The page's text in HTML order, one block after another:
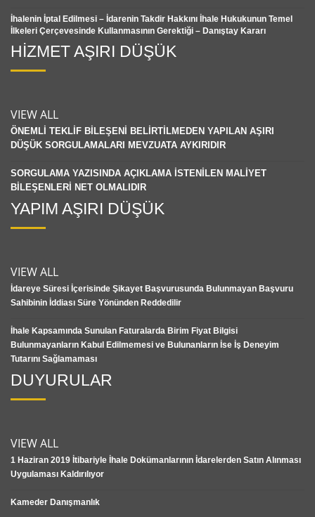
İhalenin İptal Edilmesi – İdarenin Takdir Hakkını İhale Hukukunun Temel
İlkeleri Çerçevesinde Kullanmasının Gerektiği – Danıştay Kararı
HİZMET AŞIRI DÜŞÜK
VIEW ALL
ÖNEMLİ TEKLİF BİLEŞENİ BELİRTİLMEDEN YAPILAN AŞIRI
DÜŞÜK SORGULAMALARI MEVZUATA AYKIRIDIR
SORGULAMA YAZISINDA AÇIKLAMA İSTENİLEN MALİYET
BİLEŞENLERİ NET OLMALIDIR
YAPIM AŞIRI DÜŞÜK
VIEW ALL
İdareye Süresi İçerisinde Şikayet Başvurusunda Bulunmayan Başvuru
Sahibinin İddiası Süre Yönünden Reddedilir
İhale Kapsamında Sunulan Faturalarda Birim Fiyat Bilgisi
Bulunmayanların Kabul Edilmemesi ve Bulunanların İse İş Deneyim
Tutarını Sağlamaması
DUYURULAR
VIEW ALL
1 Haziran 2019 İtibariyle İhale Dokümanlarının İdarelerden Satın Alınması
Uygulaması Kaldırılıyor
Kameder Danışmanlık